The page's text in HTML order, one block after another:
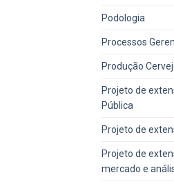
Podologia
Processos
Produção
Projeto de
Pública
Projeto de
Projeto de
mercado e